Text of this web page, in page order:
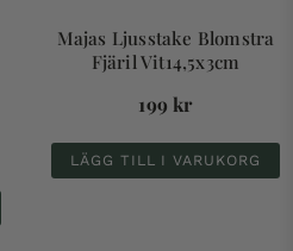
Majas Ljusstake Blomstra
Fjäril Vit14,5x3cm
199 kr
LÄGG TILL I VARUKORG